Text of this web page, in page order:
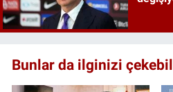
Bunlar da ilginizi